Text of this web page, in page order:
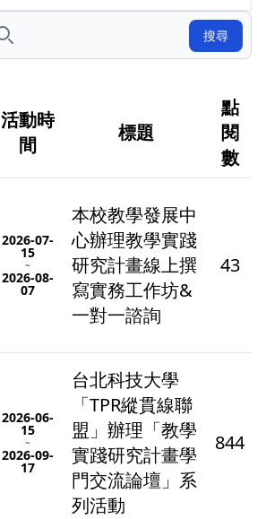
搜尋
活動時
間
標題
點
閱
數
2026-07-
15
~
2026-08-
07
本校教學發展中
心辦理教學實踐
研究計畫線上撰
寫實務工作坊&
一對一諮詢
43
2026-06-
15
~
2026-09-
17
台北科技大學
「TPR縱貫線聯
盟」辦理「教學
實踐研究計畫學
門交流論壇」系
列活動
844